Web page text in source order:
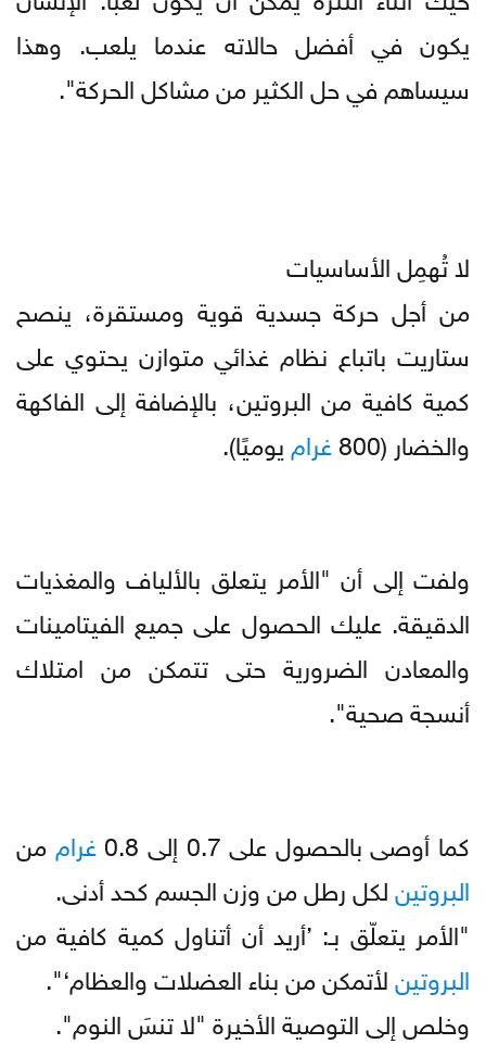
يكون في أفضل حالاته عندما يلعب. وهذا
سيساهم في حل الكثير من مشاكل الحركة".
لا تُهمِل الأساسيات
من أجل حركة جسدية قوية ومستقرة، ينصح
ستاريت باتباع نظام غذائي متوازن يحتوي على
كمية كافية من البروتين، بالإضافة إلى الفاكهة
والخضار (800
غراميوميًا).
ولفت إلى أن "الأمر يتعلق بالألياف والمغذيات
الدقيقة. عليك الحصول على جميع الفيتامينات
والمعادن الضرورية حتى تتمكن من امتلاك
أنسجة صحية".
كما أوصى بالحصول على 0.7 إلى 0.8 غرام من
البروتينلكل رطل من وزن الجسم كحد أدنى.
"الأمر يتعلّق بـ: ’أريد أن أتناول كمية كافية من
البروتينلأتمكن من بناء العضلات والعظام‘".
وخلص إلى التوصية الأخيرة "لا تنسَ النوم".